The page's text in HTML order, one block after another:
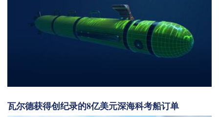
瓦尔德获得创纪录的8亿美元深海科考船订单